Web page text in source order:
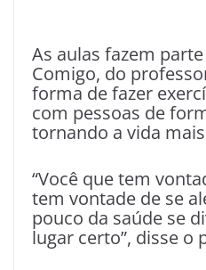
As aulas fazem
Comigo, do
forma de fazer
com pessoas de
tornando a vida
“Você que tem
tem vontade de se
pouco da saúde se
lugar certo”, disse o